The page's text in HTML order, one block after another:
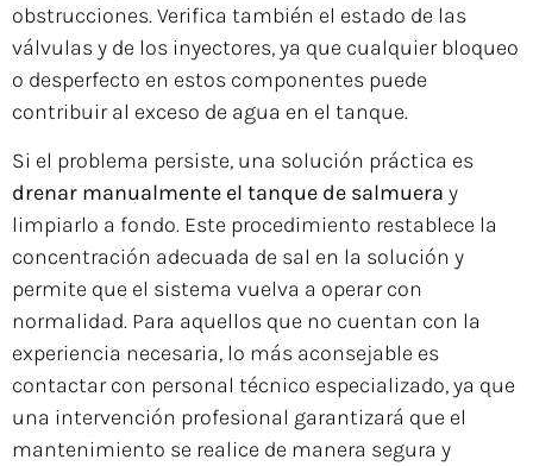
obstrucciones. Verifica también el estado de las
válvulas y de los inyectores, ya que cualquier bloqueo
o desperfecto en estos componentes puede
contribuir al exceso de agua en el tanque.
Si el problema persiste, una solución práctica es
drenar manualmente el tanque de salmuera y
limpiarlo a fondo. Este procedimiento restablece la
concentración adecuada de sal en la solución y
permite que el sistema vuelva a operar con
normalidad. Para aquellos que no cuentan con la
experiencia necesaria, lo más aconsejable es
contactar con personal técnico especializado, ya que
una intervención profesional garantizará que el
mantenimiento se realice de manera segura y